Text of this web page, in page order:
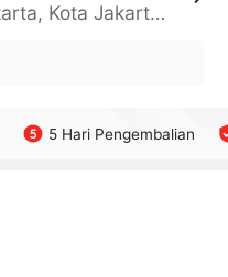
Daerah Khusus Ibukota Jakarta, Kota Jakarta Barat, Cengkareng, yy
5 Hari Pengembalian